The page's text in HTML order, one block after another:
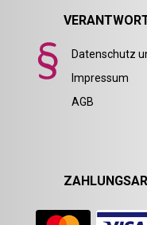
Datenschutz
Impressum
AGB